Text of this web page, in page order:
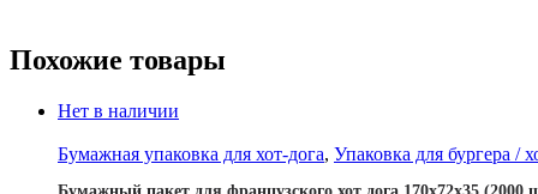
Похожие товары
Нет в наличии
Бумажная упаковка для хот-дога, Упаковка для бургера /